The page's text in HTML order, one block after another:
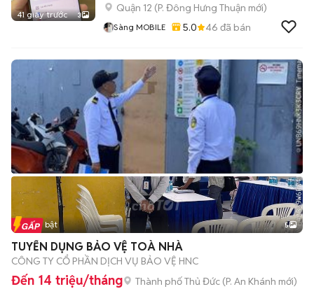
41 giây trước 3
Quận 12 (P. Đông Hưng Thuận mới)
Sàng MOBILE 5.0 46 đã bán
Tin nổi bật 5
TUYỂN DỤNG BẢO VỆ TOÀ NHÀ
CÔNG TY CỔ PHẦN DỊCH VỤ BẢO VỆ HNC
Đến 14 triệu/tháng Thành phố Thủ Đức (P. An Khánh mới)